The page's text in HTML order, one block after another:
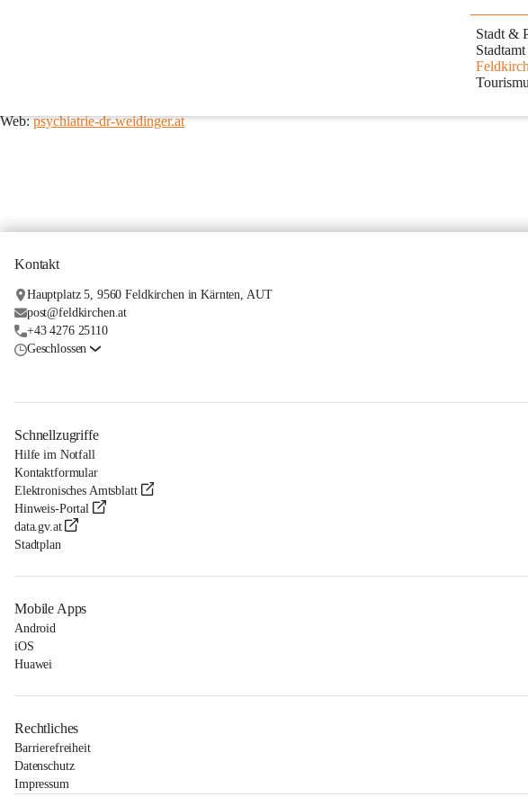
Stadt &
Web: psychiatrie-dr-weidinger.at
Kontakt
Hauptplatz 5, 9560 Feldkirchen in Kärnten, AUT
post@feldkirchen.at
+43 4276 25110
Geschlossen
Schnellzugriffe
Hilfe im Notfall
Kontaktformular
Elektronisches Amtsblatt
Hinweis-Portal
data.gv.at
Stadtplan
Mobile Apps
Android
iOS
Huawei
Rechtliches
Barrierefreiheit
Datenschutz
Impressum